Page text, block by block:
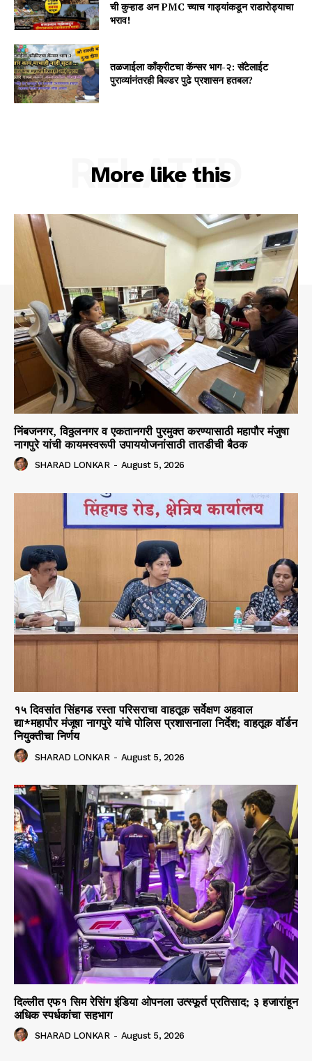
ची कुऱ्हाड अन PMC च्याच गाड्यांकडून राडारोड्याचा
भराव!
तळजाईला कॉंक्रीटचा कॅन्सर भाग-२: सॅटेलाईट
पुराव्यांनंतरही बिल्डर पुढे प्रशासन हतबल?
More like this
RELATED
निंबजनगर, विठ्ठलनगर व एकतानगरी पुरमुक्त करण्यासाठी महापौर मंजुषा
नागपुरे यांची कायमस्वरूपी उपाययोजनांसाठी तातडीची बैठक
SHARAD LONKAR - August 5, 2026
१५ दिवसांत सिंहगड रस्ता परिसराचा वाहतूक सर्वेक्षण अहवाल
द्या*महापौर मंजूषा नागपुरे यांचे पोलिस प्रशासनाला निर्देश; वाहतूक वॉर्डन
नियुक्तीचा निर्णय
SHARAD LONKAR - August 5, 2026
दिल्लीत एफ१ सिम रेसिंग इंडिया ओपनला उत्स्फूर्त प्रतिसाद; ३ हजारांहून
अधिक स्पर्धकांचा सहभाग
SHARAD LONKAR - August 5, 2026